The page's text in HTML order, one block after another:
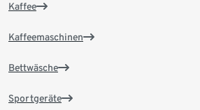
Kaffee
Kaffeemaschinen
Bettwäsche
Sportgeräte